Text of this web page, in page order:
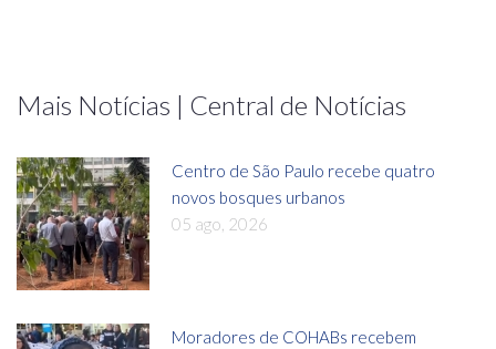
Mais Notícias | Central de Notícias
Centro de São Paulo recebe quatro
novos bosques urbanos
05 ago, 2026
Moradores de COHABs recebem